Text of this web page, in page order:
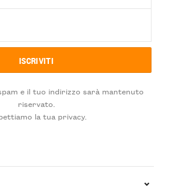
e il tuo indirizzo sarà mantenuto
riservato.
la tua privacy.